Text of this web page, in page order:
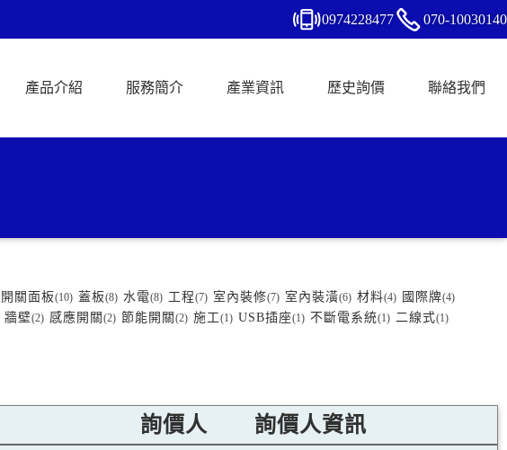
0974228477 070-10030140
產品介紹 服務簡介 產業資訊 歷史詢價 聯絡我們
開關面板(10) 蓋板(8) 水電(8) 工程(7) 室內裝修(7) 室內裝潢(6) 材料(4) 國際牌(4)
牆壁(2) 感應開關 (2) 節能開關 (2) 施工(1) USB插座(1) 不斷電系統(1) 二線式(1)
詢價人 詢價人資訊